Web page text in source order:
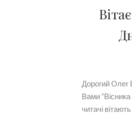
Дорогий Олег
Вами “Вісника
читачі